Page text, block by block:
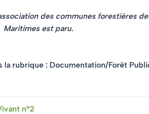
des communes forestières
Maritimes est paru.
la rubrique : Documentation/Forêt
n°2